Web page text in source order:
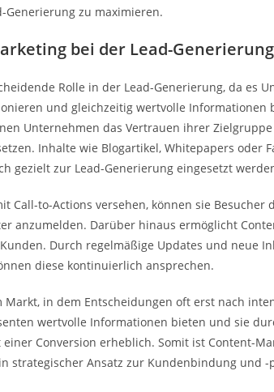
Generierung zu maximieren.
bei der Lead-Generierung
Rolle in der Lead-Generierung, da es
und gleichzeitig wertvolle Informationen
Unternehmen das Vertrauen ihrer
Inhalte wie Blogartikel, Whitepapers oder
gezielt zur Lead-Generierung eingesetzt
Call-to-Actions versehen, können sie Besucher
anzumelden. Darüber hinaus ermöglicht
Durch regelmäßige Updates und neue
diese kontinuierlich ansprechen.
in dem Entscheidungen oft erst nach
wertvolle Informationen bieten und sie
Conversion erheblich. Somit ist Content-
strategischer Ansatz zur Kundenbindung und -